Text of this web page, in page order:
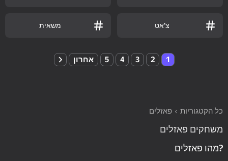
צ'אט משאית
1
2
3
4
5 אחרון
כל הקטגוריות פאזלים
משחקים פאזלים
?מהו פאזלים